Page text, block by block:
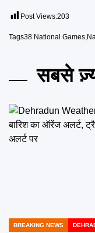
Post Views:203
Tags38 National Games,
सबसे
POSTED
BREAKING NEWS